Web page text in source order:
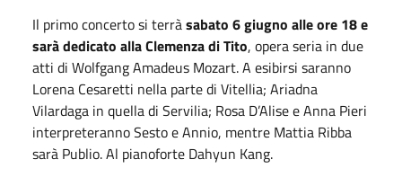
Il primo concerto si terràsabato 6 giugno alle ore 18 e
sarà dedicato alla Clemenza di Tito, opera seria in due
atti di Wolfgang Amadeus Mozart. A esibirsi saranno
Lorena Cesaretti nella parte di Vitellia; Ariadna
Vilardaga in quella di Servilia; Rosa D’Alise e Anna Pieri
interpreteranno Sesto e Annio, mentre Mattia Ribba
sarà Publio. Al pianoforte Dahyun Kang.